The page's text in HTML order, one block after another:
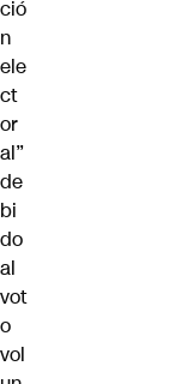
ció
n
ele
ct
or
al”
de
bi
do
al
vot
o
vol